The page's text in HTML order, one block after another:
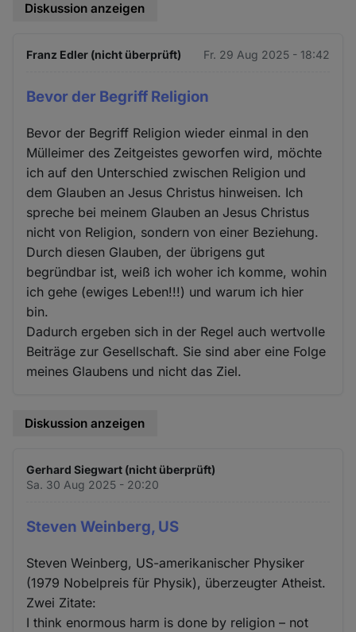
Diskussion anzeigen
Franz Edler (nicht überprüft) Fr. 29 Aug 2025 - 18:42
Bevor der Begriff Religion
Bevor der Begriff Religion wieder einmal in den
Mülleimer des Zeitgeistes geworfen wird, möchte
ich auf den Unterschied zwischen Religion und
dem Glauben an Jesus Christus hinweisen. Ich
spreche bei meinem Glauben an Jesus Christus
nicht von Religion, sondern von einer Beziehung.
Durch diesen Glauben, der übrigens gut
begründbar ist, weiß ich woher ich komme, wohin
ich gehe (ewiges Leben!!!) und warum ich hier
bin.
Dadurch ergeben sich in der Regel auch wertvolle
Beiträge zur Gesellschaft. Sie sind aber eine Folge
meines Glaubens und nicht das Ziel.
Diskussion anzeigen
Gerhard Siegwart (nicht überprüft)
Sa. 30 Aug 2025 - 20:20
Steven Weinberg, US
Steven Weinberg, US-amerikanischer Physiker
(1979 Nobelpreis für Physik), überzeugter Atheist.
Zwei Zitate:
I think enormous harm is done by religion – not